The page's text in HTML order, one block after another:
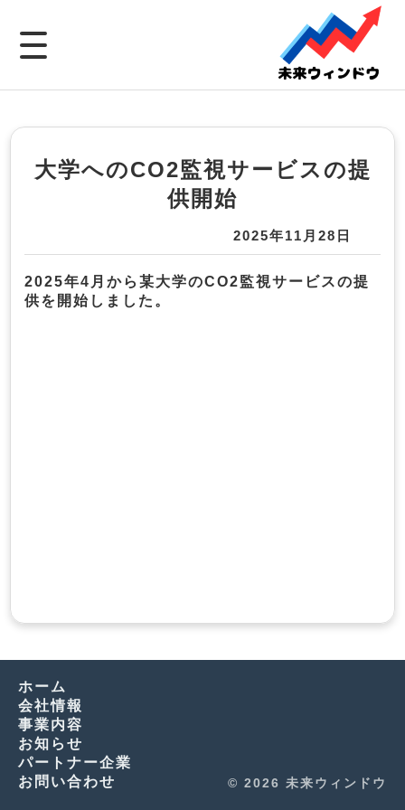
大学へのCO2監視サービスの提
供開始
2025年11月28日
2025年4月から某大学のCO2監視サービスの提
供を開始しました。
ホーム
会社情報
事業内容
お知らせ
パートナー企業
お問い合わせ
© 2026 未来ウィンドウ